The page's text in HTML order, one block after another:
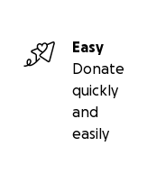
https://
Homepage:
https://tsv-
Easy
Donate
quickly
and
easily